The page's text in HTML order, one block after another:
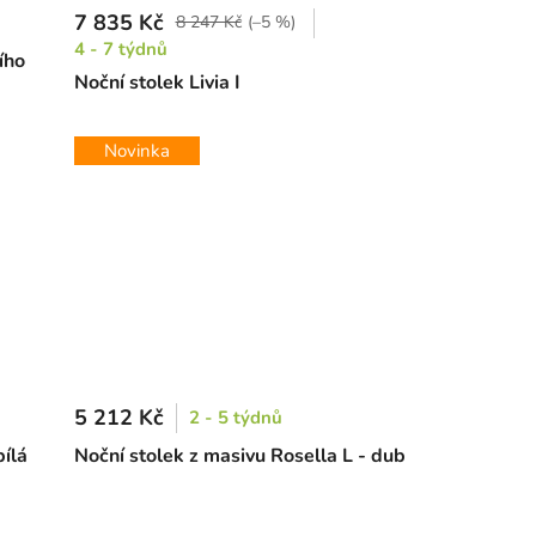
Noční stolek Livia I
7 835 Kč 8 247 Kč (–5 %)
4 - 7 týdnů
Novinka
Noční stolek z masivu Rosella L - dub
5 212 Kč 2 - 5 týdnů